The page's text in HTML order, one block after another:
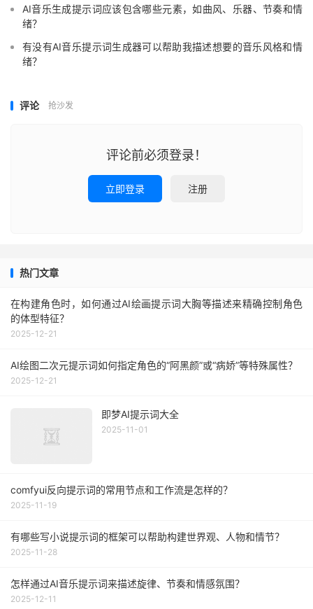
AI音乐生成提示词应该包含哪些元素，如曲风、乐器、节奏和情
绪？
有没有AI音乐提示词生成器可以帮助我描述想要的音乐风格和情
绪？
评论 抢沙发
评论前必须登录！
立即登录 注册
热门文章
在构建角色时，如何通过AI绘画提示词大胸等描述来精确控制角色
的体型特征？
2025-12-21
AI绘图二次元提示词如何指定角色的“阿黑颜”或“病娇”等特殊属性？
2025-12-21
即梦AI提示词大全
2025-11-01
comfyui反向提示词的常用节点和工作流是怎样的？
2025-11-19
有哪些写小说提示词的框架可以帮助构建世界观、人物和情节？
2025-11-28
怎样通过AI音乐提示词来描述旋律、节奏和情感氛围？
2025-12-11